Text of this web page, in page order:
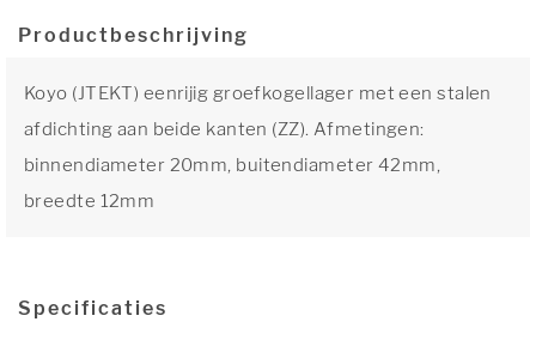
Productbeschrijving
Koyo (JTEKT) eenrijig groefkogellager met een stalen
afdichting aan beide kanten (ZZ). Afmetingen:
binnendiameter 20mm, buitendiameter 42mm,
breedte 12mm
Specificaties